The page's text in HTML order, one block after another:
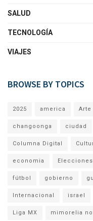
SALUD
TECNOLOGÍA
VIAJES
BROWSE BY TOPICS
2025 america Arte
changoonga ciudad
Columna Digital
economia Elecciones
fútbol gobierno
Internacional israel
Liga MX mimorelia